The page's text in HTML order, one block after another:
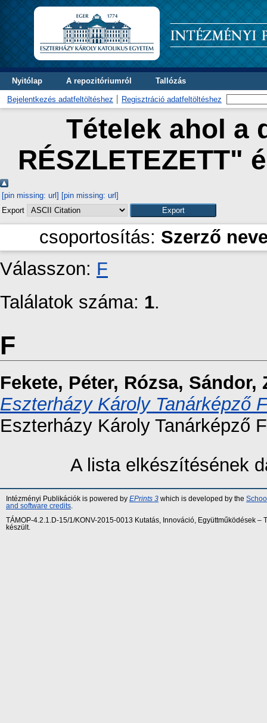
Nyitólap A repozitóriumról Tallózás
Bejelentkezés adatfeltöltéshez Regisztráció adatfeltöltéshez
Tételek ahol a
RÉSZLETEZETT"
[pin missing: url] [pin missing: url]
Export
csoportosítás: Szerző
Válasszon: F
Találatok száma: 1.
F
Fekete, Péter, Rózsa, Sándor,
Eszterházy Károly Tanárképző
Eszterházy Károly Tanárképző
A lista elkészítésének
Intézményi Publikációk is powered by EPrints 3 which is developed by the
and software credits
TÁMOP-4.2.1.D-15/1/KONV-2015-0013 Kutatás, Innováció, Együttműködések
készült.